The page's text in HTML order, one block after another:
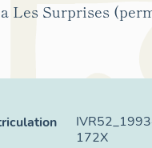
Les Surprises
172X